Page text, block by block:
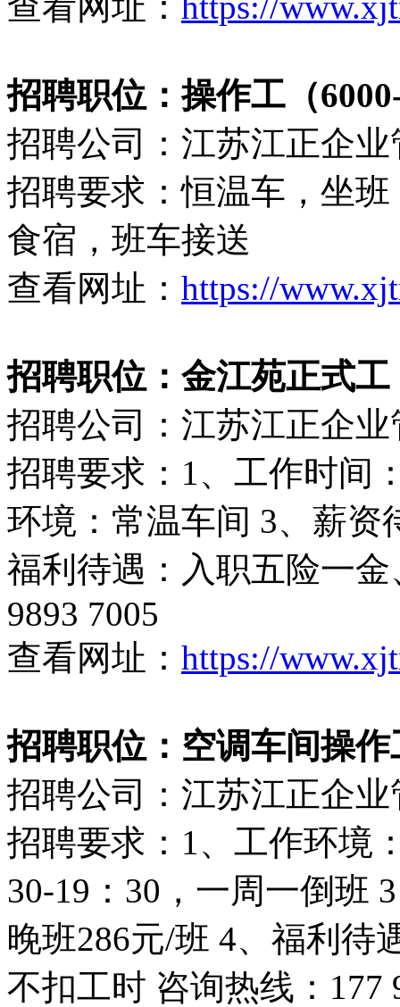
招聘职位：操作工（
招聘公司：江苏江正企
招聘要求：恒温车，坐
食宿，班车接送
查看网址： https://
招聘职位：金江苑正式
招聘公司：江苏江正企
招聘要求：1、工作时间
环境：常温车间 3、薪资
福利待遇：入职五险一
9893 7005
查看网址： https://
招聘职位：空调车间操
招聘公司：江苏江正企
招聘要求：1、工作环境
30-19：30，一周一倒班
晚班286元/班 4、福利待
不扣工时 咨询热线：177